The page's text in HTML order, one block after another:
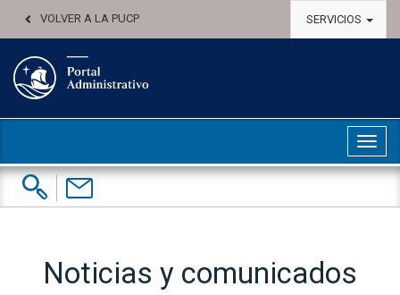
VOLVER A LA PUCP SERVICIOS
Buscar:
Contáctenos
Noticias y comunicados